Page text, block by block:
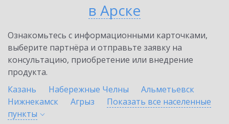
в Арске
Ознакомьтесь с информационными карточками,
выберите партнёра и отправьте заявку на
консультацию, приобретение или внедрение
продукта.
Казань
Набережные Челны
Альметьевск
Нижнекамск
Агрыз
Показать все населенные
пункты